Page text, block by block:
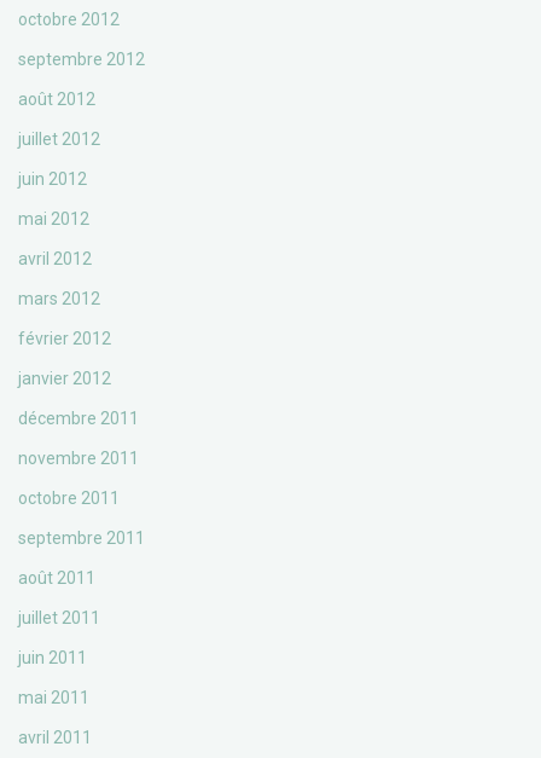
octobre 2012
septembre 2012
août 2012
juillet 2012
juin 2012
mai 2012
avril 2012
mars 2012
février 2012
janvier 2012
décembre 2011
novembre 2011
octobre 2011
septembre 2011
août 2011
juillet 2011
juin 2011
mai 2011
avril 2011